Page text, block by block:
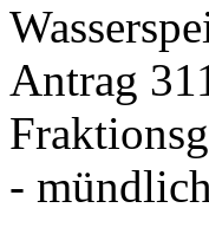
Antrag
-